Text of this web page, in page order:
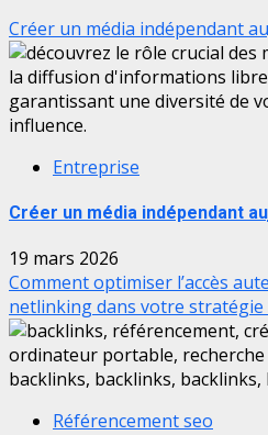
Créer un média indépendant
Entreprise
Créer un média indépendant
19 mars 2026
Comment optimiser l’accès
netlinking dans votre stratégie
Référencement seo